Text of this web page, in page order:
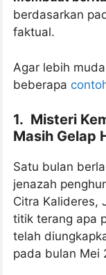
berdasarkan
faktual.
Agar lebih
beberapa
1. Misteri
Masih Gelap
Satu bulan
jenazah
Citra Kalideres,
titik terang apa
telah
pada bulan Mei